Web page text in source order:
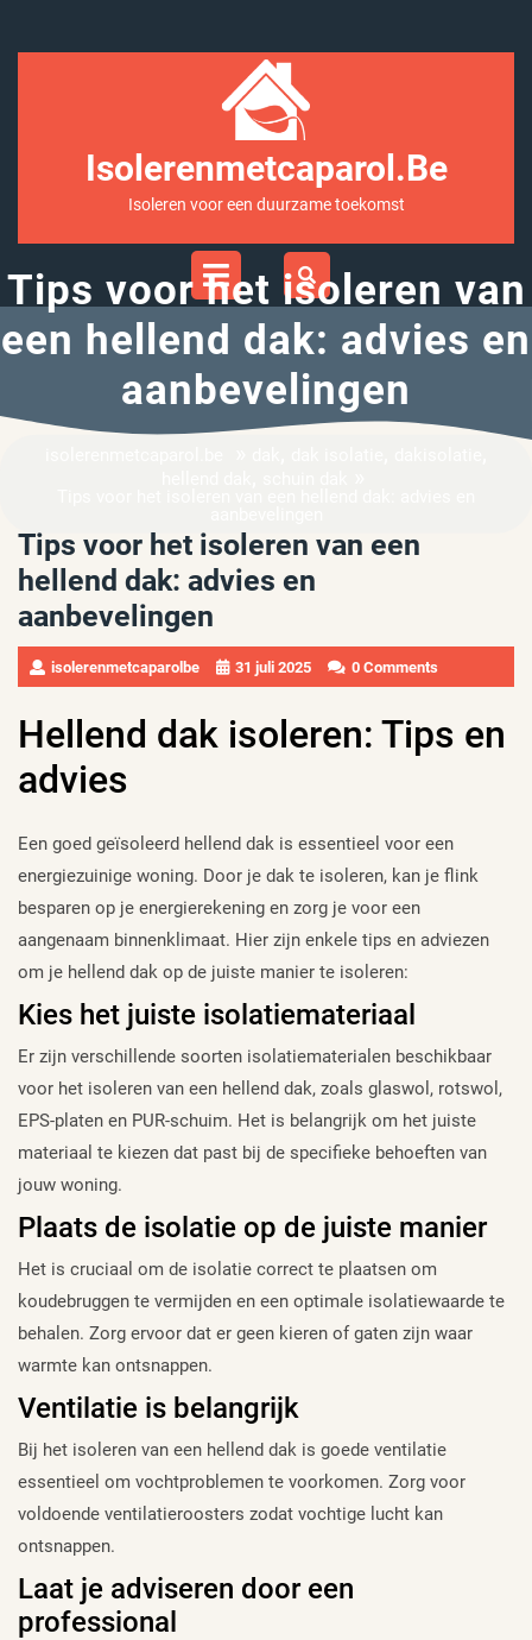
Isolerenmetcaparol.be
Isoleren voor een duurzame toekomst
Open
Menu
Tips voor het isoleren van
een hellend dak: advies en
aanbevelingen
Tips voor het isoleren van een
hellend dak: advies en
aanbevelingen
isolerenmetcaparolbe 31 juli 2025 0 Comments
Hellend dak isoleren: Tips en
advies
Een goed geïsoleerd hellend dak is essentieel voor een
energiezuinige woning. Door je dak te isoleren, kan je flink
besparen op je energierekening en zorg je voor een
aangenaam binnenklimaat. Hier zijn enkele tips en adviezen
om je hellend dak op de juiste manier te isoleren:
Kies het juiste isolatiemateriaal
Er zijn verschillende soorten isolatiematerialen beschikbaar
voor het isoleren van een hellend dak, zoals glaswol, rotswol,
EPS-platen en PUR-schuim. Het is belangrijk om het juiste
materiaal te kiezen dat past bij de specifieke behoeften van
jouw woning.
Plaats de isolatie op de juiste manier
Het is cruciaal om de isolatie correct te plaatsen om
koudebruggen te vermijden en een optimale isolatiewaarde te
behalen. Zorg ervoor dat er geen kieren of gaten zijn waar
warmte kan ontsnappen.
Ventilatie is belangrijk
Bij het isoleren van een hellend dak is goede ventilatie
essentieel om vochtproblemen te voorkomen. Zorg voor
voldoende ventilatieroosters zodat vochtige lucht kan
ontsnappen.
Laat je adviseren door een
professional